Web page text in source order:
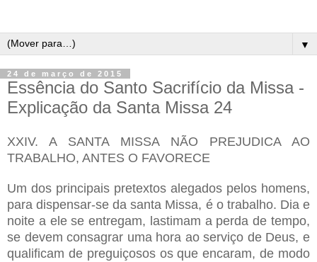
▼
24 de março de 2015
Essência do Santo Sacrifício da Missa -
Explicação da Santa Missa 24
XXIV. A SANTA MISSA NÃO PREJUDICA AO
TRABALHO, ANTES O FAVORECE
Um dos principais pretextos alegados pelos homens,
para dispensar-se da santa Missa, é o trabalho. Dia e
noite a ele se entregam, lastimam a perda de tempo,
se devem consagrar uma hora ao serviço de Deus, e
qualificam de preguiçosos os que encaram, de modo